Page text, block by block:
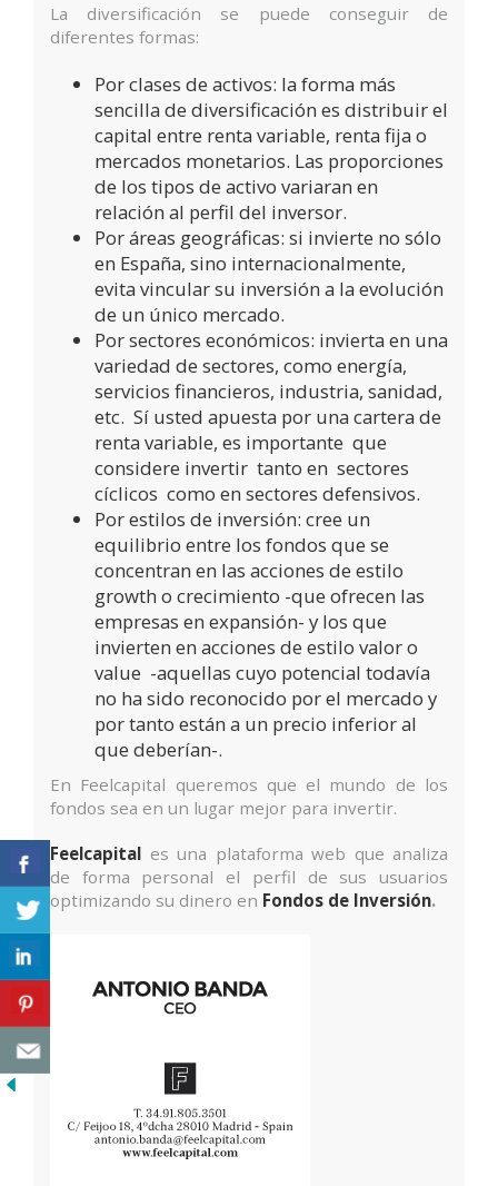
La diversificación se puede conseguir de
diferentes formas:
Por clases de activos: la forma más
sencilla de diversificación es distribuir el
capital entre renta variable, renta fija o
mercados monetarios. Las proporciones
de los tipos de activo variaran en
relación al perfil del inversor.
Por áreas geográficas: si invierte no sólo
en España, sino internacionalmente,
evita vincular su inversión a la evolución
de un único mercado.
Por sectores económicos: invierta en una
variedad de sectores, como energía,
servicios financieros, industria, sanidad,
etc. Sí usted apuesta por una cartera de
renta variable, es importante que
considere invertir tanto en sectores
cíclicos como en sectores defensivos.
Por estilos de inversión: cree un
equilibrio entre los fondos que se
concentran en las acciones de estilo
growth o crecimiento -que ofrecen las
empresas en expansión- y los que
invierten en acciones de estilo valor o
value -aquellas cuyo potencial todavía
no ha sido reconocido por el mercado y
por tanto están a un precio inferior al
que deberían-.
En Feelcapital queremos que el mundo de los
fondos sea en un lugar mejor para invertir.
Feelcapital es una plataforma web que analiza
de forma personal el perfil de sus usuarios
optimizando su dinero en Fondos de Inversión.